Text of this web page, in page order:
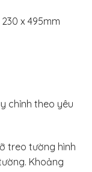
x 495mm
chỉnh theo yêu
treo tường hình
Khoảng